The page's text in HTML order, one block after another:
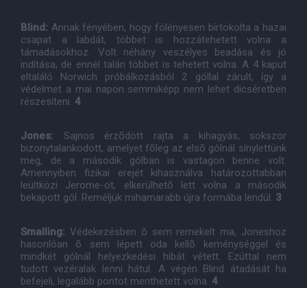
Blind: Annak fényében, hogy fölényesen birtokolta a hazai
csapat a labdát, többet is hozzátehetett volna a
támadásokhoz. Volt néhány veszélyes beadása és jó
indítása, de ennél talán többet is tehetett volna. A 4 kaput
eltaláló Norwich próbálkozásból 2 góllal zárult, így a
védelmet a mai napon semmiképp nem lehet dicséretben
részesíteni. 4
Jones: Sajnos érzõdött rajta a kihagyás, sokszor
bizonytalankodott, amelyet fõleg az elsõ gólnál sínylettünk
meg, de a második gólban is vastagon benne volt.
Amennyiben fizikai erejét kihasználva határozottabban
leültközi Jerome-ot, elkerülhetõ lett volna a második
bekapott gól. Reméljük mihamarabb újra formába lendül. 3
Smalling: Védekezésben õ sem remekelt ma, Joneshoz
hasonlóan õ sem lépett oda kellõ keménységgel és
mindkét gólnál helyezkedési hibát vétett. Ezúttal nem
tudott vezéralak lenni hátul. A végén Blind átadását ha
befejeli, legalább pontot menthetett volna. 4